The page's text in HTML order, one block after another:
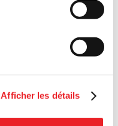
Afficher les détails